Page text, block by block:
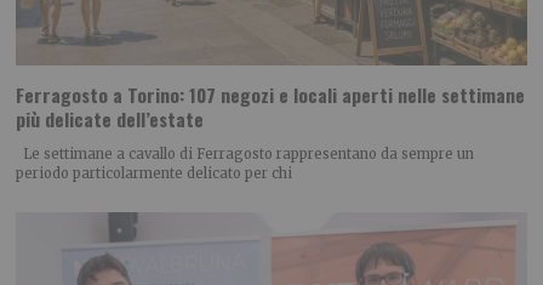
Ferragosto a Torino: 107 negozi e locali aperti nelle settimane
più delicate dell’estate
Le settimane a cavallo di Ferragosto rappresentano da sempre un
periodo particolarmente delicato per chi